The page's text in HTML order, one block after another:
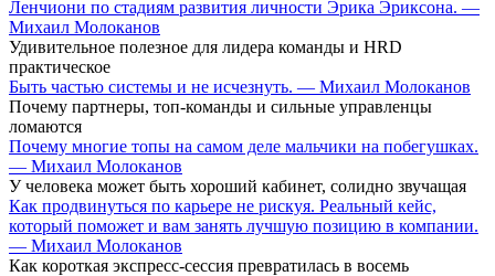
Ленчиони по стадиям развития личности Эрика Эриксона. —
Михаил Молоканов
Удивительное полезное для лидера команды и HRD
практическое
Быть частью системы и не исчезнуть. — Михаил Молоканов
Почему партнеры, топ-команды и сильные управленцы
ломаются
Почему многие топы на самом деле мальчики на побегушках.
— Михаил Молоканов
У человека может быть хороший кабинет, солидно звучащая
Как продвинуться по карьере не рискуя. Реальный кейс,
который поможет и вам занять лучшую позицию в компании.
— Михаил Молоканов
Как короткая экспресс-сессия превратилась в восемь